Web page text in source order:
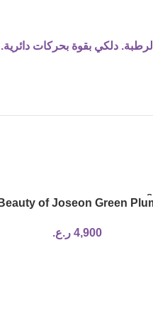
Beauty of Joseon Green
4,900 ر.ع.